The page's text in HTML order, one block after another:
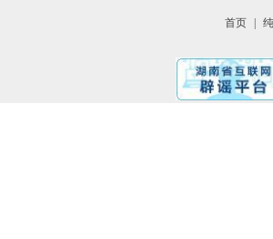
首页